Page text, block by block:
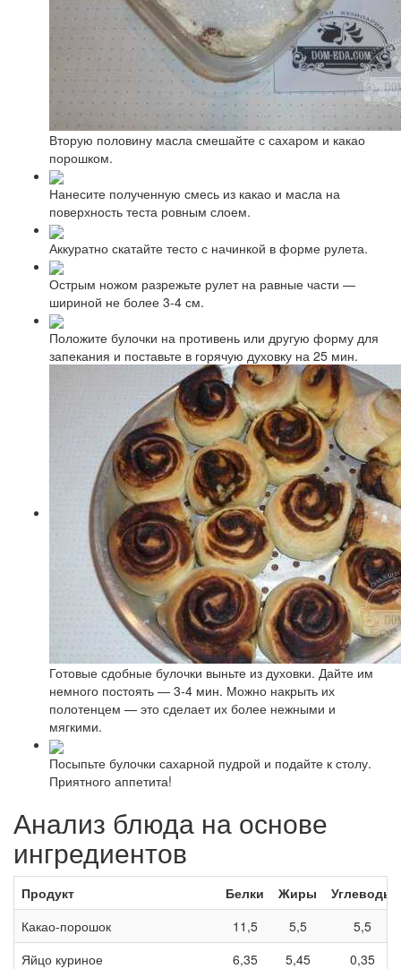
Вторую половину масла смешайте с сахаром и какао
порошком.
Нанесите полученную смесь из какао и масла на
поверхность теста ровным слоем.
Аккуратно скатайте тесто с начинкой в форме рулета.
Острым ножом разрежьте рулет на равные части —
шириной не более 3-4 см.
Положите булочки на противень или другую форму для
запекания и поставьте в горячую духовку на 25 мин.
Готовые сдобные булочки выньте из духовки. Дайте им
немного постоять — 3-4 мин. Можно накрыть их
полотенцем — это сделает их более нежными и
мягкими.
Посыпьте булочки сахарной пудрой и подайте к столу.
Приятного аппетита!
Анализ блюда на основе
ингредиентов
Продукт Белки Жиры
Углеводы
Какао-порошок
11,5 5,5
5,5
Яйцо куриное
6,35 5,45
0,35